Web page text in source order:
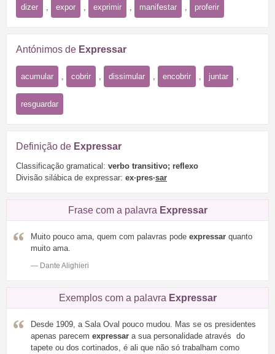
dizer expor exprimir manifestar proferir
Antónimos de Expressar
acumular , cobrir , dissimular , encobrir , juntar ,
resguardar
Definição de Expressar
Classificação gramatical: verbo transitivo; reflexo
Divisão silábica de expressar: ex·pres·sar
Frase com a palavra Expressar
Muito pouco ama, quem com palavras pode expressar quanto
muito ama.
— Dante Alighieri
Exemplos com a palavra Expressar
Desde 1909, a Sala Oval pouco mudou. Mas se os presidentes
apenas parecem expressar a sua personalidade através do
tapete ou dos cortinados, é ali que não só trabalham como